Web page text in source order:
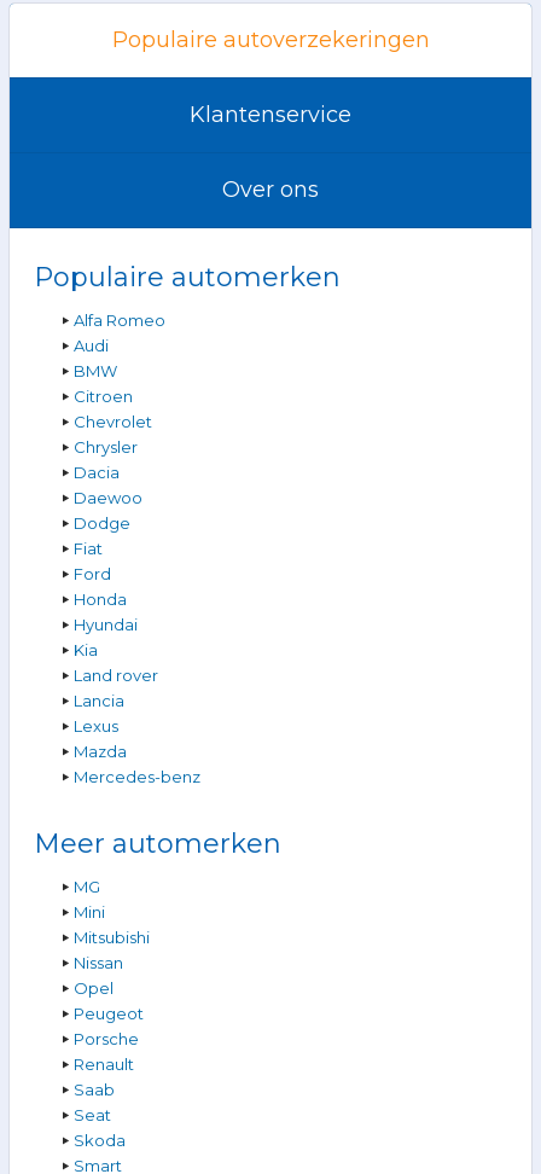
Populaire autoverzekeringen
Klantenservice
Over ons
Populaire automerken
Alfa Romeo
Audi
BMW
Citroen
Chevrolet
Chrysler
Dacia
Daewoo
Dodge
Fiat
Ford
Honda
Hyundai
Kia
Land rover
Lancia
Lexus
Mazda
Mercedes-benz
Meer automerken
MG
Mini
Mitsubishi
Nissan
Opel
Peugeot
Porsche
Renault
Saab
Seat
Skoda
Smart